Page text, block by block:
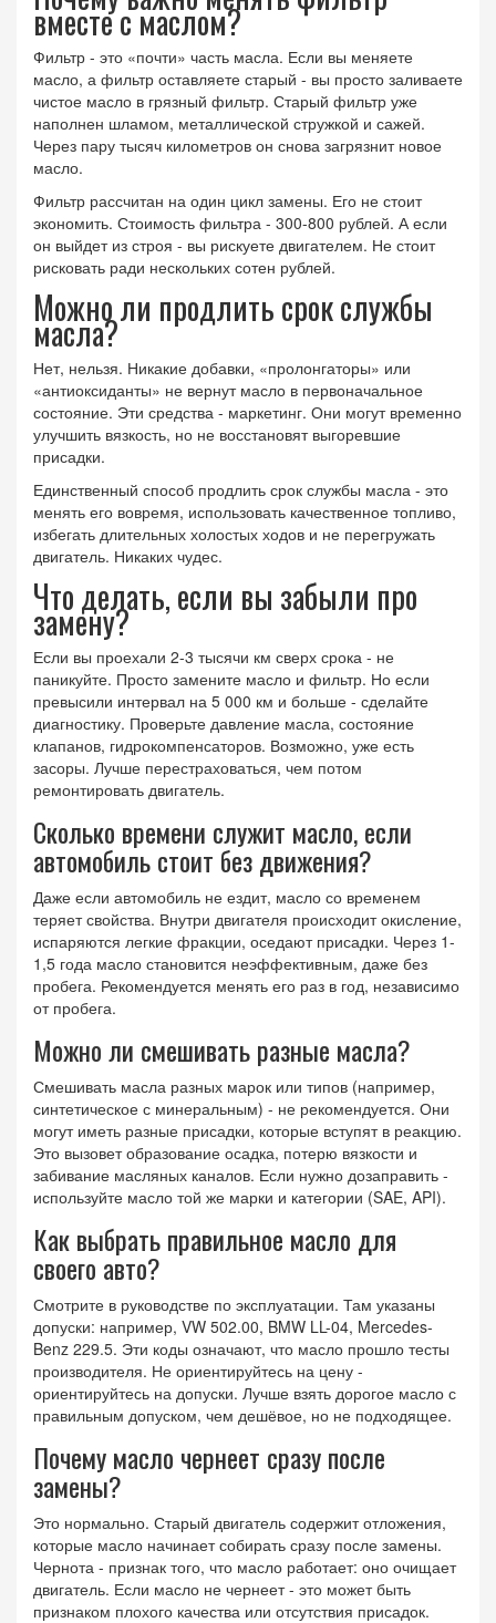
вместе с маслом?
Фильтр - это «почти» часть масла. Если вы меняете
масло, а фильтр оставляете старый - вы просто заливаете
чистое масло в грязный фильтр. Старый фильтр уже
наполнен шламом, металлической стружкой и сажей.
Через пару тысяч километров он снова загрязнит новое
масло.
Фильтр рассчитан на один цикл замены. Его не стоит
экономить. Стоимость фильтра - 300-800 рублей. А если
он выйдет из строя - вы рискуете двигателем. Не стоит
рисковать ради нескольких сотен рублей.
Можно ли продлить срок службы
масла?
Нет, нельзя. Никакие добавки, «пролонгаторы» или
«антиоксиданты» не вернут масло в первоначальное
состояние. Эти средства - маркетинг. Они могут временно
улучшить вязкость, но не восстановят выгоревшие
присадки.
Единственный способ продлить срок службы масла - это
менять его вовремя, использовать качественное топливо,
избегать длительных холостых ходов и не перегружать
двигатель. Никаких чудес.
Что делать, если вы забыли про
замену?
Если вы проехали 2-3 тысячи км сверх срока - не
паникуйте. Просто замените масло и фильтр. Но если
превысили интервал на 5 000 км и больше - сделайте
диагностику. Проверьте давление масла, состояние
клапанов, гидрокомпенсаторов. Возможно, уже есть
засоры. Лучше перестраховаться, чем потом
ремонтировать двигатель.
Сколько времени служит масло, если
автомобиль стоит без движения?
Даже если автомобиль не ездит, масло со временем
теряет свойства. Внутри двигателя происходит окисление,
испаряются легкие фракции, оседают присадки. Через 1-
1,5 года масло становится неэффективным, даже без
пробега. Рекомендуется менять его раз в год, независимо
от пробега.
Можно ли смешивать разные масла?
Смешивать масла разных марок или типов (например,
синтетическое с минеральным) - не рекомендуется. Они
могут иметь разные присадки, которые вступят в реакцию.
Это вызовет образование осадка, потерю вязкости и
забивание масляных каналов. Если нужно дозаправить -
используйте масло той же марки и категории (SAE, API).
Как выбрать правильное масло для
своего авто?
Смотрите в руководстве по эксплуатации. Там указаны
допуски: например, VW 502.00, BMW LL-04, Mercedes-
Benz 229.5. Эти коды означают, что масло прошло тесты
производителя. Не ориентируйтесь на цену -
ориентируйтесь на допуски. Лучше взять дорогое масло с
правильным допуском, чем дешёвое, но не подходящее.
Почему масло чернеет сразу после
замены?
Это нормально. Старый двигатель содержит отложения,
которые масло начинает собирать сразу после замены.
Чернота - признак того, что масло работает: оно очищает
двигатель. Если масло не чернеет - это может быть
признаком плохого качества или отсутствия присадок.